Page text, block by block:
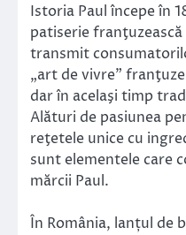
Istoria Paul începe în
patiserie
transmit
„art de vivre”
dar în acelaşi timp
Alături de pasiunea
reţetele unice cu
sunt elementele care
mărcii Paul.
În România, lanțul de